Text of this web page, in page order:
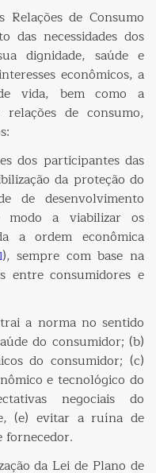
de Consumo
das necessidades dos
dignidade, saúde e
econômicos, a
vida, bem como a
de consumo,
dos participantes das
da proteção do
de desenvolvimento
modo a viabilizar os
a ordem econômica
), sempre com base na
entre consumidores e
a norma no sentido
do consumidor; (b)
do consumidor; (c)
e tecnológico do
negociais do
(e) evitar a ruína de
fornecedor.
da Lei de Plano de